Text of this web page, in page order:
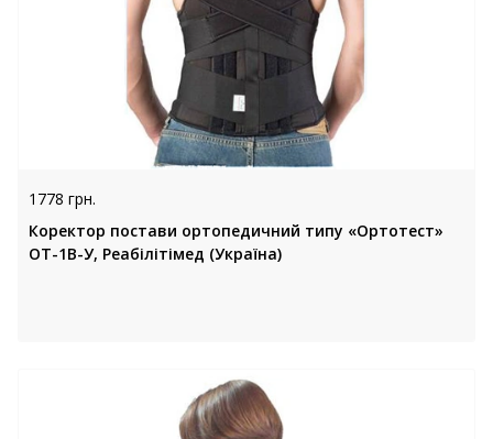
1778 грн.
Коректор постави ортопедичний типу «Ортотест»
ОТ-1В-У, Реабілітімед (Україна)